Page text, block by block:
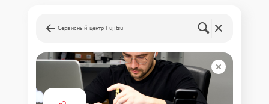
Сервисный центр Fujitsu